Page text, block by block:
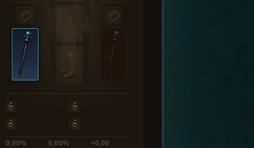
0,00% 0,00% +0,00